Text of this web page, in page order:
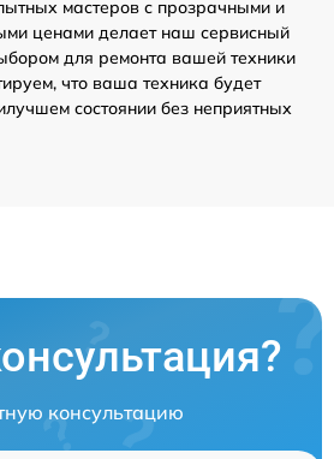
мастеров с прозрачными и
ценами делает наш сервисный
для ремонта вашей техники
что ваша техника будет
состоянии без неприятных
консультацию